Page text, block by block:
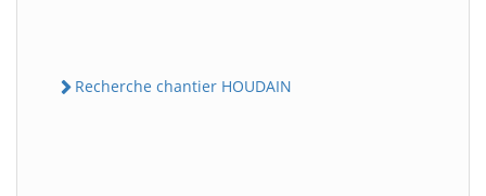
Recherche chantier HOUDAIN